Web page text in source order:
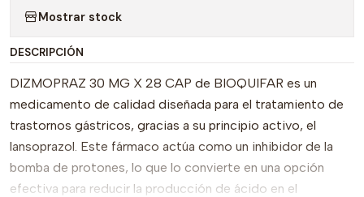
Mostrar stock
DESCRIPCIÓN
DIZMOPRAZ 30 MG X 28 CAP de BIOQUIFAR es un
medicamento de calidad diseñada para el tratamiento de
trastornos gástricos, gracias a su principio activo, el
lansoprazol. Este fármaco actúa como un inhibidor de la
bomba de protones, lo que lo convierte en una opción
efectiva para reducir la producción de ácido en el